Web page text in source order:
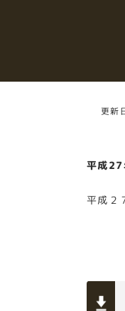
更新
平成27
平成２